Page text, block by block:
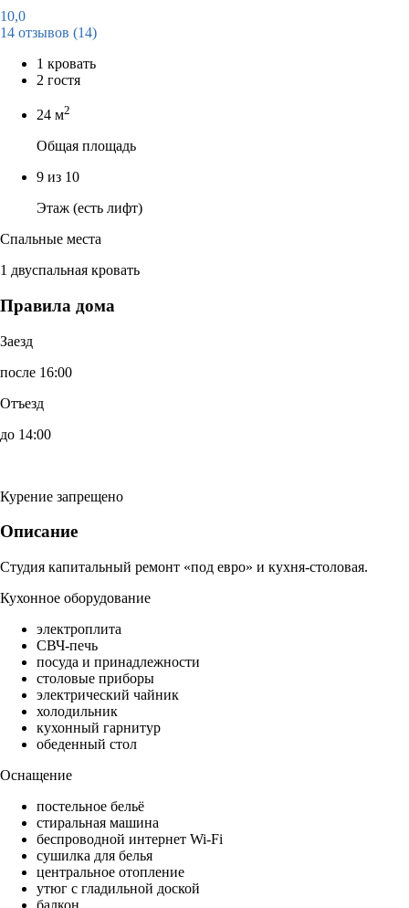
10,0
14 отзывов (14)
1 кровать
2 гостя
24 м2
Общая площадь
9 из 10
Этаж (есть лифт)
Спальные места
1 двуспальная кровать
Правила дома
Заезд
после 16:00
Отъезд
до 14:00
Курение запрещено
Описание
Студия капитальный ремонт «под евро» и кухня-столовая.
Кухонное оборудование
электроплита
СВЧ-печь
посуда и принадлежности
столовые приборы
электрический чайник
холодильник
кухонный гарнитур
обеденный стол
Оснащение
постельное бельё
стиральная машина
беспроводной интернет Wi-Fi
сушилка для белья
центральное отопление
утюг с гладильной доской
балкон